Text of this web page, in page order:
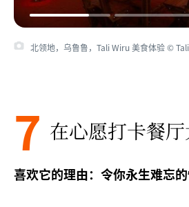
北领地，乌鲁鲁，Tali Wiru 美食体验 ©
7 在心愿打卡餐
喜欢它的理由：令你永生难忘